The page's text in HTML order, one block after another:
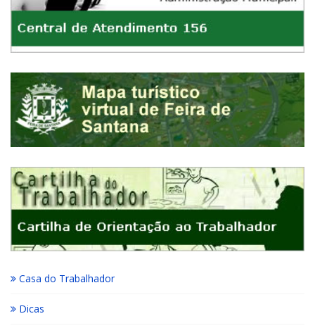
Casa do Trabalhador
Dicas